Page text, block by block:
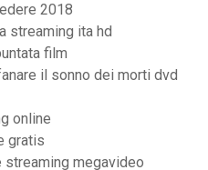
2018
streaming ita hd
film
il sonno dei morti dvd
online
gratis
megavideo